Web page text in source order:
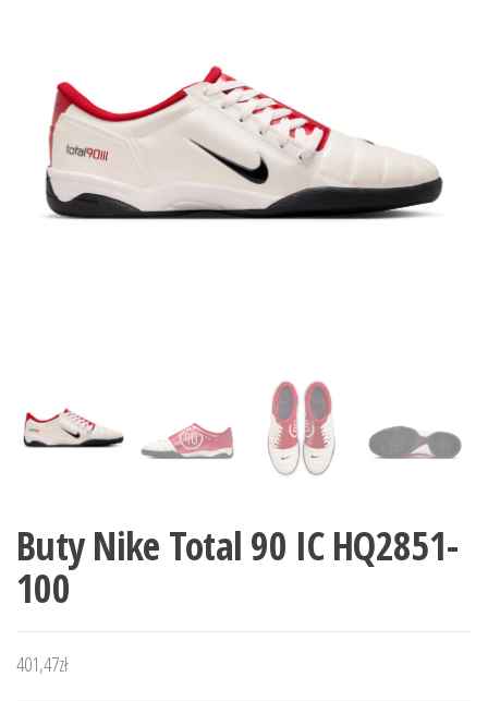
Buty Nike Total 90 IC HQ2851-
100
401,47zł